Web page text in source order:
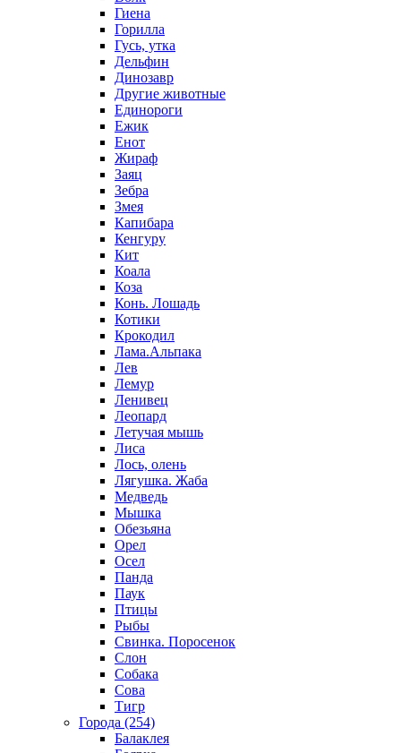
Гиена
Горилла
Гусь, утка
Дельфин
Динозавр
Другие животные
Единороги
Ежик
Енот
Жираф
Заяц
Зебра
Змея
Капибара
Кенгуру
Кит
Коала
Коза
Конь. Лошадь
Котики
Крокодил
Лама.Альпака
Лев
Лемур
Ленивец
Леопард
Летучая мышь
Лиса
Лось, олень
Лягушка. Жаба
Медведь
Мышка
Обезьяна
Орел
Осел
Панда
Паук
Птицы
Рыбы
Свинка. Поросенок
Слон
Собака
Сова
Тигр
Города (254)
Балаклея